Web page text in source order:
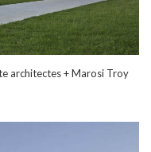
architectes + Marosi Troy